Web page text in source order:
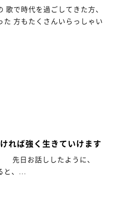
で時代を過ごしてきた方、
方もたくさんいらっしゃい
れば強く生きていけます
先日お話ししたように、
と、...